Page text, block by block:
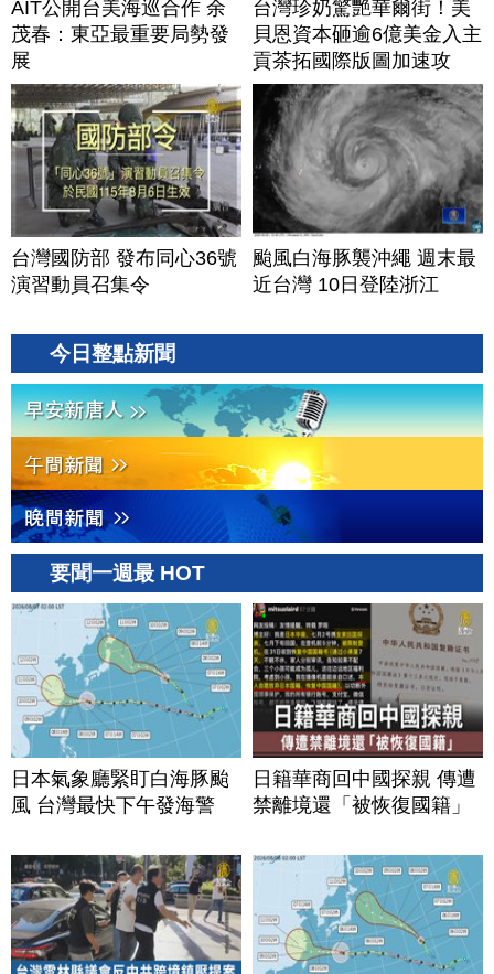
AIT公開台美海巡合作 余
茂春：東亞最重要局勢發
展
台灣珍奶驚艷華爾街！美
貝恩資本砸逾6億美金入主
貢茶拓國際版圖加速攻
美？｜#財經新聞｜
20260806(四)
台灣國防部 發布同心36號
演習動員召集令
颱風白海豚襲沖繩 週末最
近台灣 10日登陸浙江
今日整點新聞
要聞一週最 HOT
日本氣象廳緊盯白海豚颱
風 台灣最快下午發海警
日籍華商回中國探親 傳遭
禁離境還「被恢復國籍」